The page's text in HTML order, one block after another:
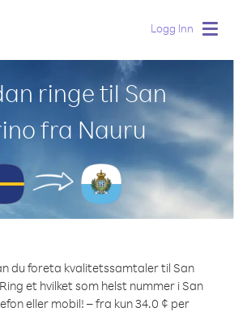
Logg Inn
ringe til San
fra Nauru
du foreta kvalitetssamtaler til San
Ring et hvilket som helst nummer i San
eller mobil! – fra kun 34.0 ¢ per